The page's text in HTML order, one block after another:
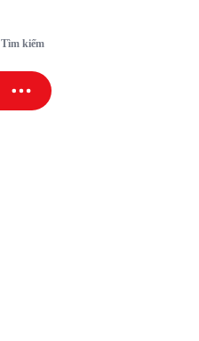
Tìm kiếm
SAO SPORT